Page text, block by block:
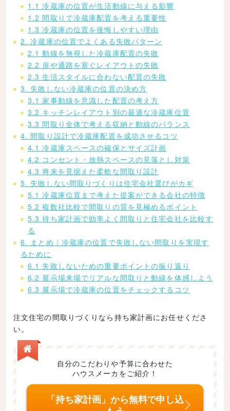
1.1 冷蔵庫の位置が生活動線に与える影響
1.2 間取りで冷蔵庫配置を考える重要性
1.3 冷蔵庫の位置を後悔しやすい理由
2. 冷蔵庫の位置でよくある失敗パターン
2.1 動線を無視した冷蔵庫配置の失敗
2.2 扉や通路を塞ぐレイアウトの失敗
2.3 生活スタイルに合わない配置の失敗
3. 失敗しない冷蔵庫の位置の決め方
3.1 家事動線を意識した配置の考え方
3.2 キッチンレイアウト別の最適な冷蔵庫位置
3.3 間取り全体で考える収納と動線のバランス
4. 間取り設計で冷蔵庫配置を成功させるコツ
4.1 冷蔵庫スペースの確保とサイズ計画
4.2 コンセント・放熱スペースの見落とし対策
4.3 将来を見据えた柔軟な間取り設計
5. 失敗しない間取りづくりは住宅会社選びがカギ
5.1 冷蔵庫位置まで考えた提案ができる会社の特徴
5.2 複数社比較で間取りの質を見極めるポイント
5.3 持ち家計画で効率よく間取りと住宅会社を比較す
る
6. まとめ｜冷蔵庫の位置で失敗しない間取りを実現す
るために
6.1 失敗しないための重要ポイントの振り返り
6.2 展示場来場でリアルな間取りと動線を体感しよう
6.3 展示場で冷蔵庫の位置をチェックするコツ
注文住宅の間取りづくりなら持ち家計画にお任せくださ
い。
自分のこだわりや予算に合わせた
ハウスメーカをご紹介！
「持ち家計画」から無料で申し込